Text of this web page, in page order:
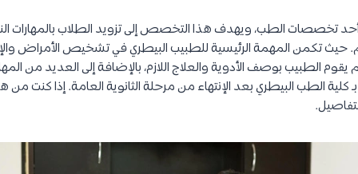
تخصصات الطب، ويهدف هذا التخصص إلى تزويد الطلاب بالمهارات
حيث تكمن المهمة الرئيسية للطبيب البيطري في تشخيص الأمراض
الطبيب بوصف الأدوية والعلاج اللازم، بالإضافة إلى العديد من
الطب البيطري بعد الإنتهاء من مرحلة الثانوية العامة. إذا كنت من